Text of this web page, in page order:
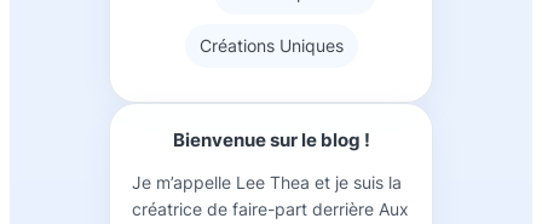
Créations Uniques
Bienvenue sur le blog !
Je m’appelle Lee Thea et je suis la
créatrice de faire-part derrière Aux